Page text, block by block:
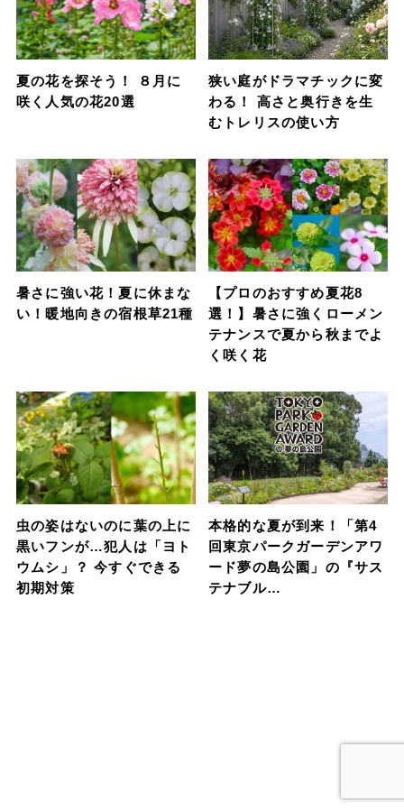
夏の花を探そう！ ８月に
咲く人気の花20選
狭い庭がドラマチックに変
わる！ 高さと奥行きを生
むトレリスの使い方
暑さに強い花！夏に休まな
い！暖地向きの宿根草21種
【プロのおすすめ夏花8
選！】暑さに強くローメン
テナンスで夏から秋までよ
く咲く花
虫の姿はないのに葉の上に
黒いフンが…犯人は「ヨト
ウムシ」？ 今すぐできる
初期対策
本格的な夏が到来！「第4
回東京パークガーデンアワ
ード夢の島公園」の『サス
テナブル…